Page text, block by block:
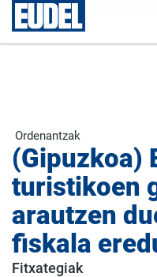
Ordenantzak
(Gipuzkoa)
turistikoen
arautzen
fiskala
Fitxategiak